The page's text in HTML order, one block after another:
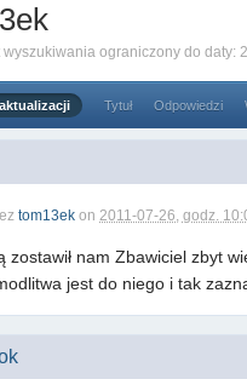
wyszukiwania ograniczony do daty:
Tytuł Odpowiedzi
tom13ek on2011-07-26, godz.
zostawił nam Zbawiciel zbyt
jest do niego i tak